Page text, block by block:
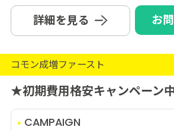
詳細を見る お
コモン成増ファースト
★初期費用格安キャンペーン
CAMPAIGN